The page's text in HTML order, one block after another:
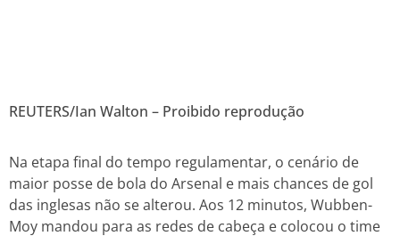
REUTERS/Ian Walton – Proibido reprodução
Na etapa final do tempo regulamentar, o cenário de
maior posse de bola do Arsenal e mais chances de gol
das inglesas não se alterou. Aos 12 minutos, Wubben-
Moy mandou para as redes de cabeça e colocou o time